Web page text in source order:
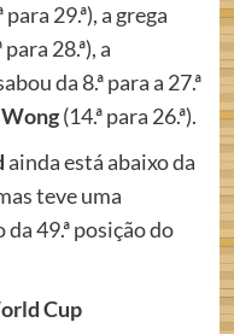
29.ª), a grega
para 28.ª), a
da 8.ª para a 27.ª
(14.ª para 26.ª).
ainda está abaixo da
teve uma
49.ª posição do
Cup